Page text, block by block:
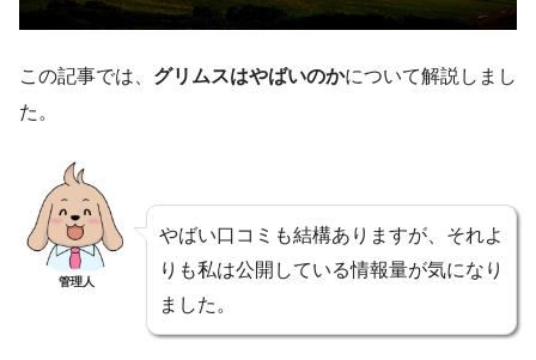
この記事では、 グリムスはやばいのかについて解説しまし
た。
管理人
やばい口コミも結構ありますが、それよ
りも私は公開している情報量が気になり
ました。